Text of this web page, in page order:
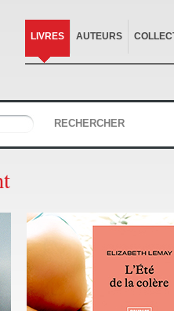
LIVRES AUTEURS
RECHERCHER